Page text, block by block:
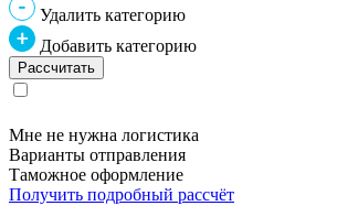
Удалить категорию
Добавить категорию
Мне не нужна логистика
Варианты отправления
Таможное оформление
Получить подробный рассчёт